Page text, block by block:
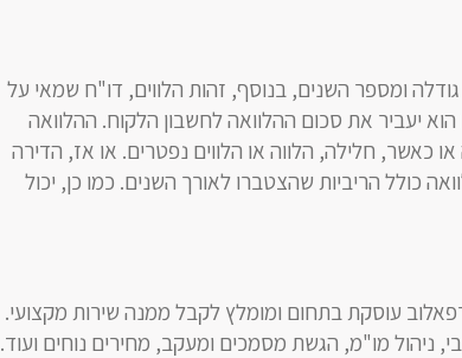
ומספר השנים, בנוסף, זהות הלווים, דו"ח שמאי על
יעביר את סכום ההלוואה לחשבון הלקוח. ההלוואה
חלילה, הלווה או הלווים נפטרים. או אז, הדירה
כולל הריביות שהצטברו לאורך השנים. כמו כן, יכול
עוסקת בתחום ומומלץ לקבל ממנה שירות מקצועי.
ניהול מו"מ, הגשת מסמכים ומעקב, מחירים נוחים ועוד.